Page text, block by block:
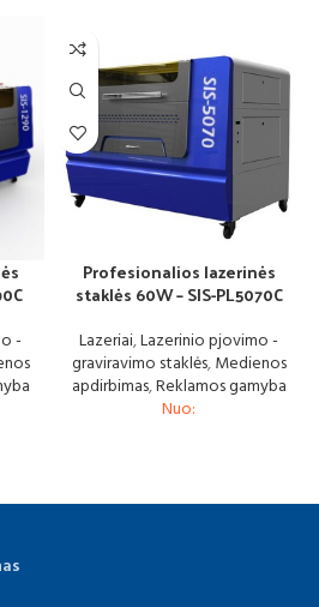
-
Profesionalios lazerinės
staklės 60W – SIS-PL5070C
Lazeriai,Lazerinio pjovimo -
graviravimo staklės,Medienos
apdirbimas,Reklamos gamyba
Nuo: